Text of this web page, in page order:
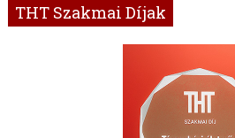
THT Szakmai Díjak